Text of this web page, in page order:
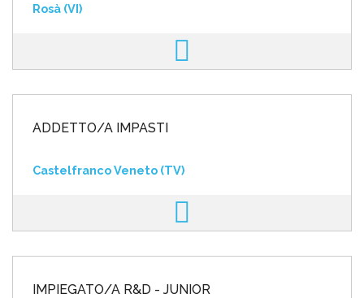
Rosà (VI)
ADDETTO/A IMPASTI
Castelfranco Veneto (TV)
IMPIEGATO/A R&D - JUNIOR